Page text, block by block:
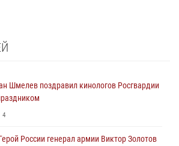
Шмелев поздравил кинологов Росгвардии
4
России генерал армии Виктор Золотов